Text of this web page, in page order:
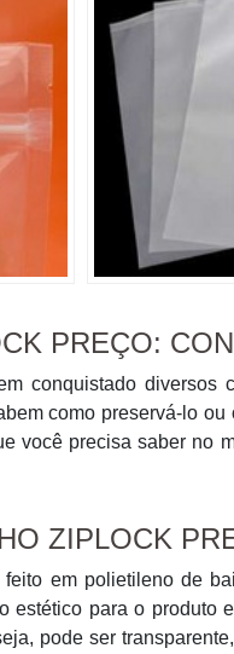
PREÇO:
conquistado diversos
como preservá-lo
você precisa saber no
ZIPLOCK
em polietileno de
estético para o produto
pode ser